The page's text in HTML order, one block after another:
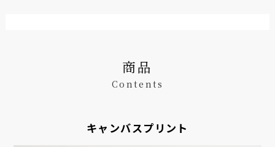
商品
Contents
キャンバスプリント